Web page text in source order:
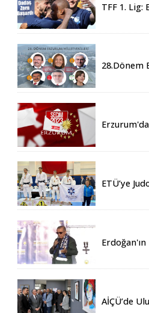
TFF 1. Lig:
28.Dönem
ETÜ’ye
AİÇÜ’de